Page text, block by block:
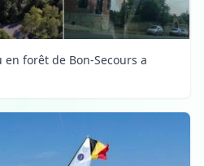
forêt de Bon-Secours a